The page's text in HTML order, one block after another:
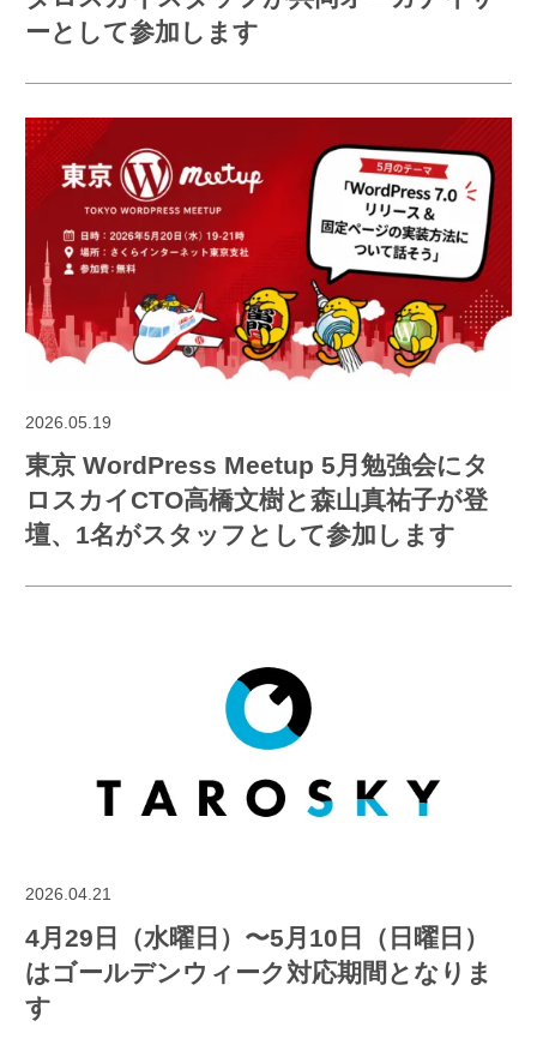
ーとして参加します
2026.05.19
東京 WordPress Meetup 5月勉強会にタ
ロスカイCTO高橋文樹と森山真祐子が登
壇、1名がスタッフとして参加します
2026.04.21
4月29日（水曜日）〜5月10日（日曜日）
はゴールデンウィーク対応期間となりま
す